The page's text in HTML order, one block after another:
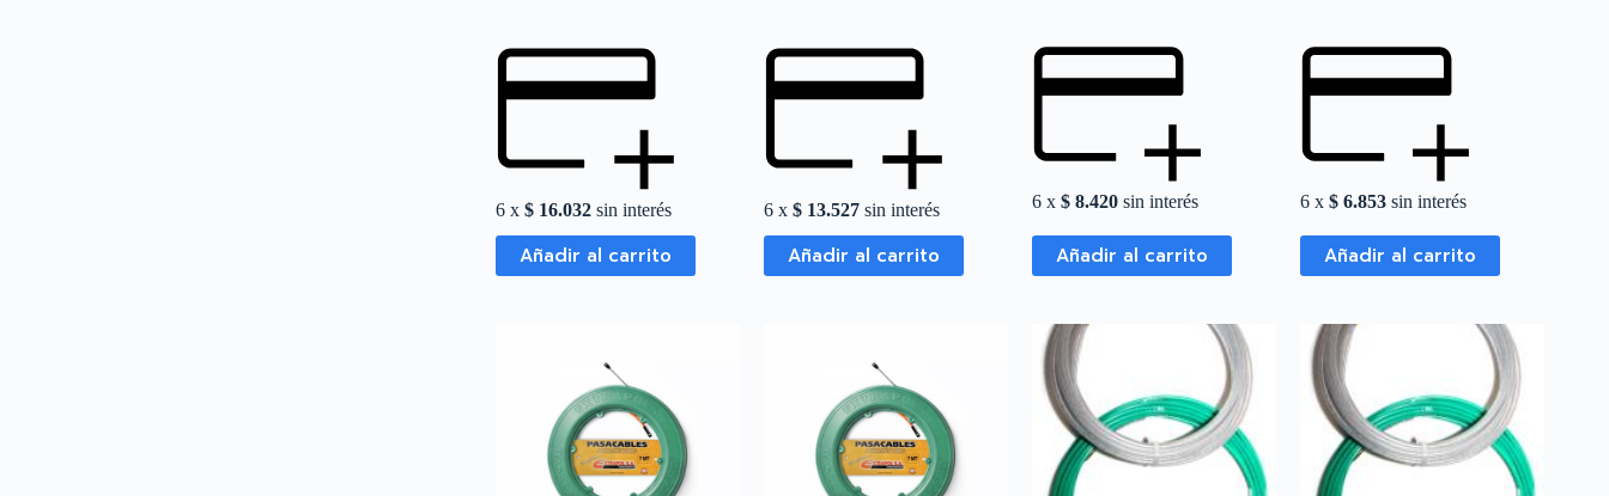
6 x$ 16.032 sin interés
Añadir al carrito
6 x$ 13.527 sin interés
Añadir al carrito
6 x$ 8.420 sin interés
Añadir al carrito
6 x$ 6.853 sin interés
Añadir al carrito